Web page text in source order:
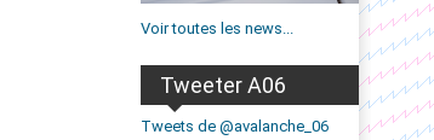
Voir toutes les news...
Tweeter A06
Tweets de @avalanche_06